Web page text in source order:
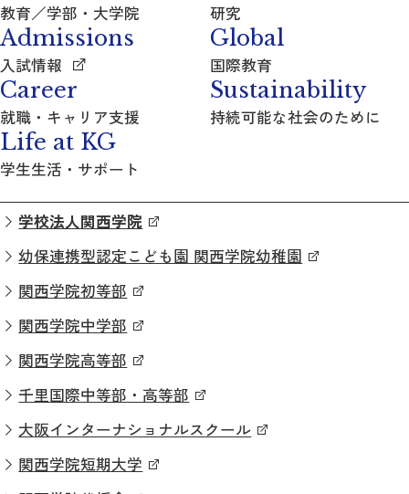
教育／学部・大学院 研究
Admissions
入試情報
Global
国際教育
Career
就職・キャリア支援
Sustainability
持続可能な社会のために
Life at KG
学生生活・サポート
学校法人関西学院
幼保連携型認定こども園 関西学院幼稚園
関西学院初等部
関西学院中学部
関西学院高等部
千里国際中等部・高等部
大阪インターナショナルスクール
関西学院短期大学